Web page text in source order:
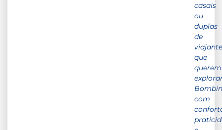
casais
ou
duplas
de
que
querem
com